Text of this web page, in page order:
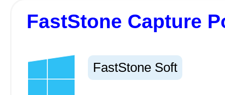
FastStone Capture
FastStone Soft